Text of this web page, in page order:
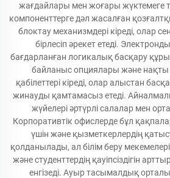
жағдайлары мен жоғары жүктемеге
компоненттерге дәл жасалған
блоктау механизмдері кіреді, олар
бірлесіп әрекет етеді.
бағдарланған логикалық басқару
байланыс опциялары және
қабілеттері кіреді, олар алыстан
жинауды қамтамасыз етеді.
жүйелері әртүрлі салалар мен
Корпоративтік офислерде бұл қақпалар
үшін және қызметкерлердің
қолданылады, ал білім беру мекемелері
және студенттердің қауіпсіздігін
енгізеді. Ауыр тасымалдық